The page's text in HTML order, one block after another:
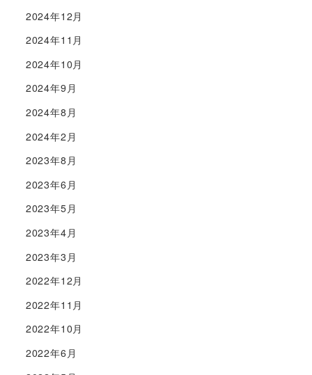
2024年12月
2024年11月
2024年10月
2024年9月
2024年8月
2024年2月
2023年8月
2023年6月
2023年5月
2023年4月
2023年3月
2022年12月
2022年11月
2022年10月
2022年6月